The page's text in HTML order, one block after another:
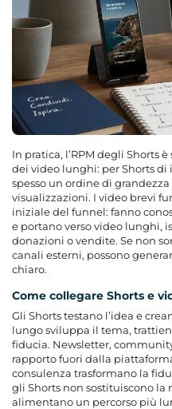
In pratica, l’RPM degli Shorts
dei video lunghi: per Shorts
spesso un ordine di
visualizzazioni. I video brevi
iniziale del funnel: fanno
e portano verso video lunghi,
donazioni o vendite. Se non
canali esterni, possono
chiaro.
Come collegare Shorts e
Gli Shorts testano l’idea e
lungo sviluppa il tema,
fiducia. Newsletter,
rapporto fuori dalla
consulenza trasformano la
gli Shorts non sostituiscono la
alimentano un percorso più